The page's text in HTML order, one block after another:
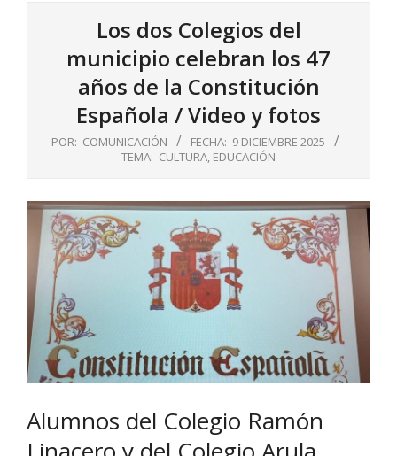
Los dos Colegios del
municipio celebran los 47
años de la Constitución
Española / Video y fotos
POR: COMUNICACIÓN FECHA: 9 DICIEMBRE 2025
TEMA: CULTURA, EDUCACIÓN
Alumnos del Colegio Ramón